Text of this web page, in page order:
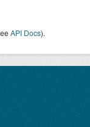
API Docs).